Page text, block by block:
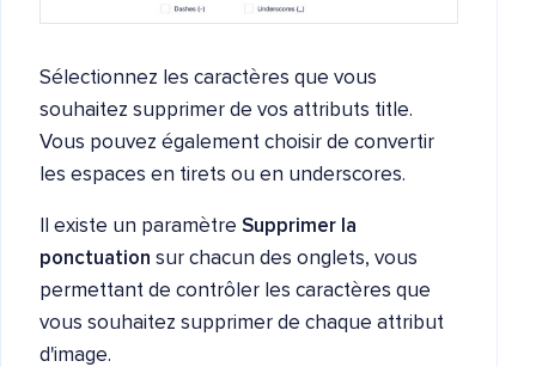
Sélectionnez les caractères que vous
souhaitez supprimer de vos attributs title.
Vous pouvez également choisir de convertir
les espaces en tirets ou en underscores.
Il existe un paramètre Supprimer la
ponctuation sur chacun des onglets, vous
permettant de contrôler les caractères que
vous souhaitez supprimer de chaque attribut
d'image.